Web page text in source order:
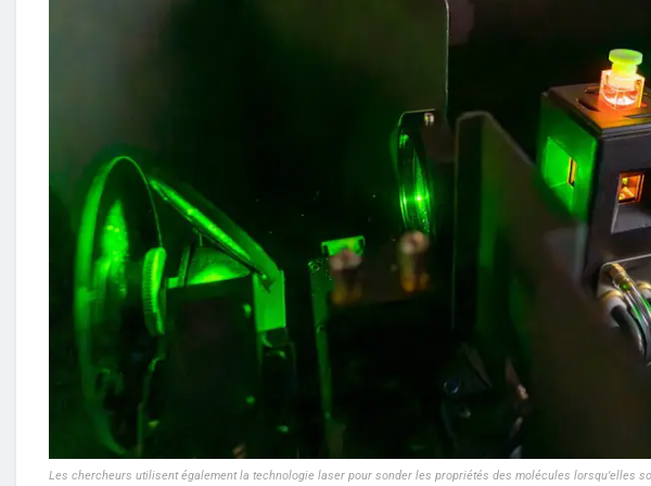
Les chercheurs utilisent également la technologie laser pour sonder les propriétés des molécules lorsqu’elles